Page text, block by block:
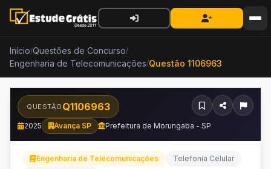
Início/Questões de Concurso/
Engenharia de Telecomunicações/Questão 1106963
QUESTÃO Q1106963
2025 Avança SP Prefeitura de Morungaba - SP
Engenharia de Telecomunicações
Telefonia Celular